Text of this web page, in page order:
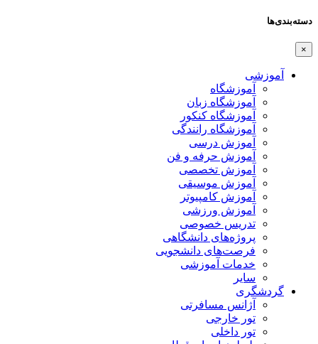
دسته‌بندی‌ها
×
آموزشی
آموزشگاه
آموزشگاه زبان
آموزشگاه کنکور
آموزشگاه رانندگی
آموزش درسی
آموزش حرفه و فن
آموزش تخصصی
آموزش موسیقی
آموزش کامپیوتر
آموزش ورزشی
تدریس خصوصی
پروژه‌های دانشگاهی
فرصت‌های دانشجویی
خدمات آموزشی
سایر
گردشگری
آژانس مسافرتی
تور خارجی
تور داخلی